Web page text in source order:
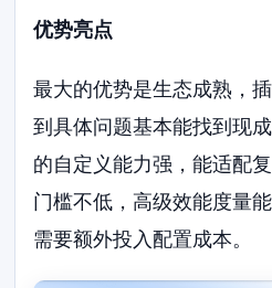
优势亮点
最大的优势是生态成熟，
到具体问题基本能找到现
的自定义能力强，能适配
门槛不低，高级效能度量
需要额外投入配置成本。